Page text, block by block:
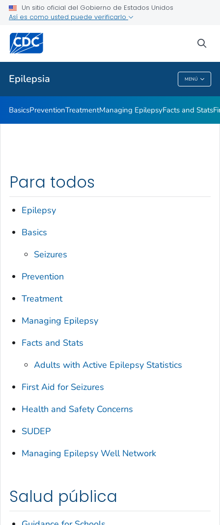
Un sitio oficial del Gobierno de Estados Unidos
Así es como usted puede verificarlo
Epilepsia MENÚ
SUDEP
Salud pública
Epilepsia
BasicsPreventionTreatmentManaging EpilepsyFacts and Stats
Para todos
Epilepsy
Basics
Seizures
Prevention
Treatment
Managing Epilepsy
Facts and Stats
Adults with Active Epilepsy Statistics
First Aid for Seizures
Health and Safety Concerns
SUDEP
Managing Epilepsy Well Network
Salud pública